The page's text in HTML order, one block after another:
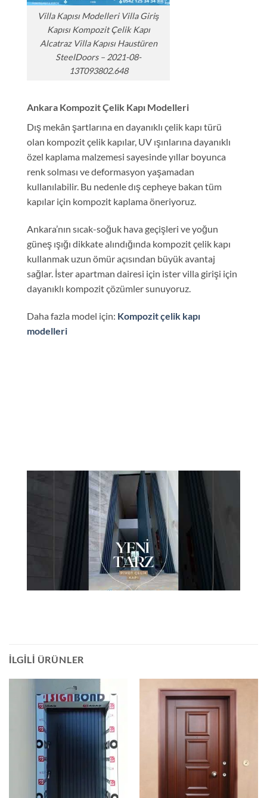
Villa Kapısı Modelleri Villa Giriş
Kapısı Kompozit Çelik Kapı
Alcatraz Villa Kapısı Haustüren
SteelDoors – 2021-08-
13T093802.648
Ankara Kompozit Çelik Kapı Modelleri
Dış mekân şartlarına en dayanıklı çelik kapı türü
olan kompozit çelik kapılar, UV ışınlarına dayanıklı
özel kaplama malzemesi sayesinde yıllar boyunca
renk solması ve deformasyon yaşamadan
kullanılabilir. Bu nedenle dış cepheye bakan tüm
kapılar için kompozit kaplama öneriyoruz.
Ankara’nın sıcak-soğuk hava geçişleri ve yoğun
güneş ışığı dikkate alındığında kompozit çelik kapı
kullanmak uzun ömür açısından büyük avantaj
sağlar. İster apartman dairesi için ister villa girişi için
dayanıklı kompozit çözümler sunuyoruz.
Daha fazla model için: Kompozit çelik kapı
modelleri
İLGILI ÜRÜNLER